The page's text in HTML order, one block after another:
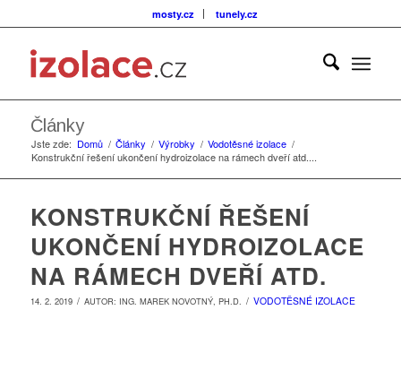
mosty.cz tunely.cz
Články
Jste zde: Domů / Články / Výrobky / Vodotěsné izolace /
Konstrukční řešení ukončení hydroizolace na rámech dveří atd....
KONSTRUKČNÍ ŘEŠENÍ
UKONČENÍ HYDROIZOLACE
NA RÁMECH DVEŘÍ ATD.
14. 2. 2019 / AUTOR: ING. MAREK NOVOTNÝ, PH.D. / VODOTĚSNÉ IZOLACE